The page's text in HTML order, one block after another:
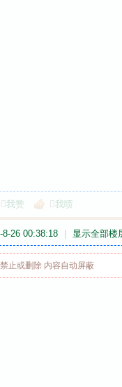
我赞 我喷
26 00:38:18 显示全部楼
止或删除 内容自动屏蔽